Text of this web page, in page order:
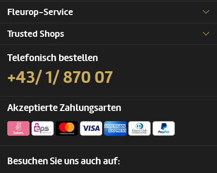
Fleurop-Service
Trusted Shops
Telefonisch bestellen
+43/ 1/ 870 07
Akzeptierte Zahlungsarten
Besuchen Sie uns auch auf: